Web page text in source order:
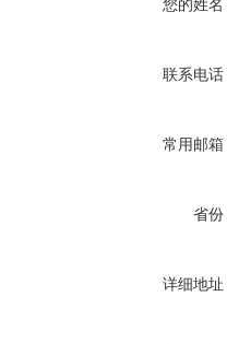
您的姓名
联系电话
常用邮箱
省份
详细地址